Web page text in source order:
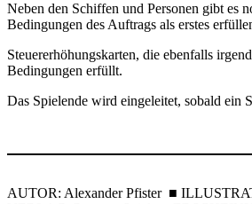
Neben den Schiffen und Personen gibt es
Bedingungen des Auftrags als erstes
Steuererhöhungskarten, die ebenfalls
Bedingungen erfüllt.
Das Spielende wird eingeleitet, sobald ein
AUTOR: Alexander Pfister ■